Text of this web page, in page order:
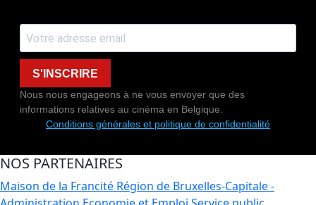
S'INSCRIRE
Nous nous engageons à ne vous envoyer que des
informations relatives au cinéma en Belgique.
Conditions générales et politique de confidentialité
NOS PARTENAIRES
Maison de la Francité Région de Bruxelles-Capitale -